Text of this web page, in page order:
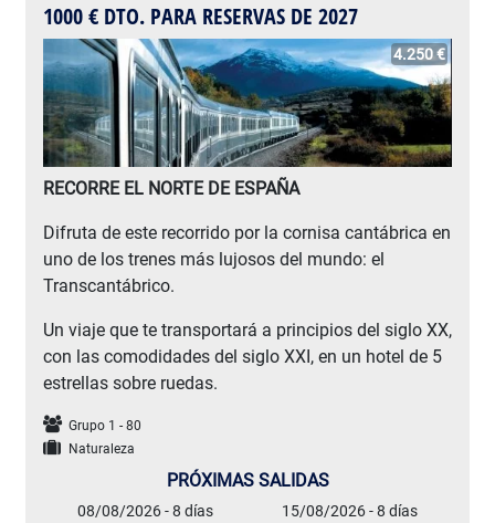
1000 € DTO. PARA RESERVAS DE 2027
4.250 €
RECORRE EL NORTE DE ESPAÑA
Difruta de este recorrido por la cornisa cantábrica en
uno de los trenes más lujosos del mundo: el
Transcantábrico.
Un viaje que te transportará a principios del siglo XX,
con las comodidades del siglo XXI, en un hotel de 5
estrellas sobre ruedas.
Grupo 1 - 80
Naturaleza
PRÓXIMAS SALIDAS
08/08/2026 - 8 días
15/08/2026 - 8 días